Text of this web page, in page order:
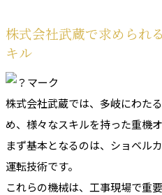
株式会社武蔵で求められ
キル
株式会社武蔵では、多岐にわた
め、様々なスキルを持った重機
まず基本となるのは、ショベル
運転技術です。
これらの機械は、工事現場で重